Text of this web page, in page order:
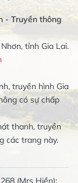
- Truyền thông
tỉnh Gia Lai.
truyền hình Gia
có sự chấp
thanh, truyền
các trang này.
(Mrs Hiền);